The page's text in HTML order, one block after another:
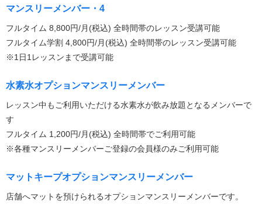
マンスリーメンバー・4
フルタイム 8,800円/月(税込) 全時間帯のレッスン受講可能
フルタイム学割 4,800円/月(税込) 全時間帯のレッスン受講可能
※1日1レッスンまで受講可能
水素水オプションマンスリーメンバー
レッスン中もご利用いただける水素水が飲み放題となるメンバーで
す
フルタイム 1,200円/月(税込) 全時間帯でご利用可能
※各種マンスリーメンバーご登録の会員様のみご利用可能
マットキープオプションマンスリーメンバー
店舗へマットを預けられるオプションマンスリーメンバーです。